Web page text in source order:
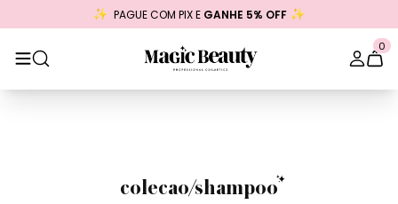
PAGUE COM PIX E GANHE 5% OFF
0
colecao/shampoo